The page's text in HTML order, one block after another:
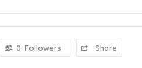
0 Followers Share